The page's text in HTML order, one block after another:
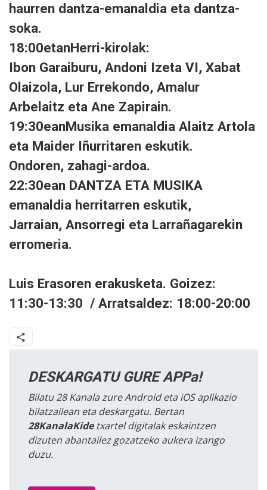
haurren dantza-emanaldia eta dantza-
soka.
18:00etanHerri-kirolak:
Ibon Garaiburu, Andoni Izeta VI, Xabat
Olaizola, Lur Errekondo, Amalur
Arbelaitz eta Ane Zapirain.
19:30eanMusika emanaldia Alaitz Artola
eta Maider Iñurritaren eskutik.
Ondoren, zahagi-ardoa.
22:30ean DANTZA ETA MUSIKA
emanaldia herritarren eskutik,
Jarraian, Ansorregi eta Larrañagarekin
erromeria.
Luis Erasoren erakusketa. Goizez:
11:30-13:30 / Arratsaldez: 18:00-20:00
DESKARGATU GURE APPa!
Bilatu 28 Kanala zure Android eta iOS aplikazio
bilatzailean eta deskargatu. Bertan
28KanalaKidetxartel digitalak eskaintzen
dizuten abantailez gozatzeko aukera izango
duzu.